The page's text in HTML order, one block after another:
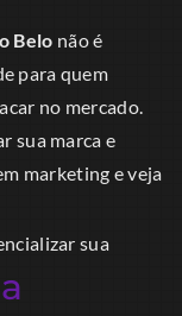
Belo não é
para quem
no mercado.
sua marca e
marketing e veja
sua